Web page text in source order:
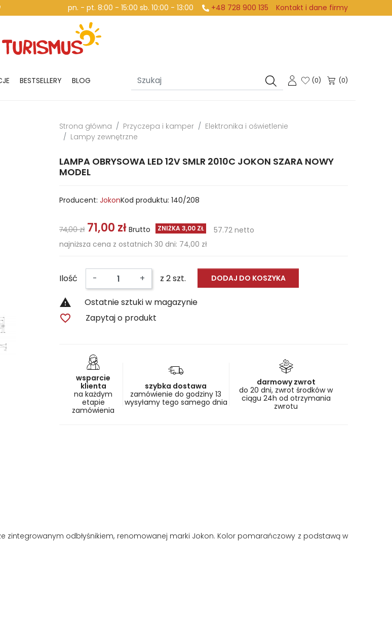
pn. - pt. 8:00 - 15:00 sb. 10:00 - 13:00 +48 728 900 135 Kontakt i dane firmy
BESTSELLERY BLOG (0) (0)
Strona główna Przyczepa i kamper
Elektronika i oświetlenie
Lampy zewnętrzne
LAMPA OBRYSOWA LED 12V SMLR 2010C JOKON SZARA NOWY
MODEL
Producent: JokonKod produktu: 140/208
74,00 zł 71,00 zł Brutto ZNIŻKA 3,00 ZŁ
57.72 netto
najniższa cena z ostatnich 30 dni: 74,00 zł
Ilość - + z 2 szt.
 Ostatnie sztuki w magazynie
DODAJ DO KOSZYKA
 Zapytaj o produkt
wsparcie
klienta
na każdym
etapie
zamówienia
szybka dostawa
zamówienie do godziny 13
wysyłamy tego samego dnia
darmowy zwrot
do 20 dni, zwrot środków w
ciągu 24h od otrzymania
zwrotu
zintegrowanym odbłyśnikiem, renomowanej marki Jokon. Kolor pomarańczowy z podstawą w